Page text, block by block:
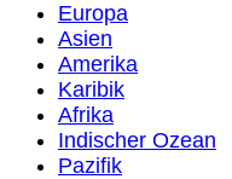
Europa
Asien
Amerika
Karibik
Afrika
Indischer Ozean
Pazifik